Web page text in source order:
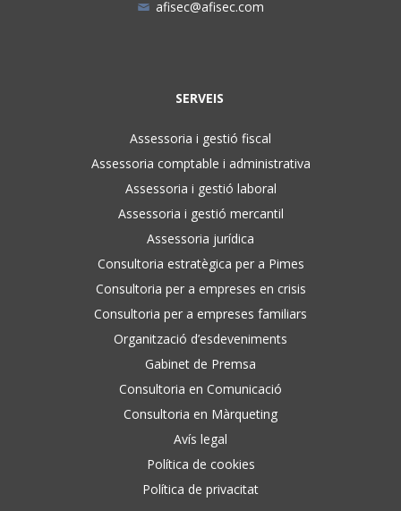
afisec@afisec.com
SERVEIS
Assessoria i gestió fiscal
Assessoria comptable i administrativa
Assessoria i gestió laboral
Assessoria i gestió mercantil
Assessoria jurídica
Consultoria estratègica per a Pimes
Consultoria per a empreses en crisis
Consultoria per a empreses familiars
Organització d’esdeveniments
Gabinet de Premsa
Consultoria en Comunicació
Consultoria en Màrqueting
Avís legal
Política de cookies
Política de privacitat